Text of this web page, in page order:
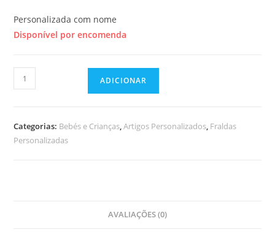
Personalizada com nome
Disponível por encomenda
Quantidade
de
Personalizada
ADICIONAR
Categorias: Bebés e Crianças,Artigos Personalizados, Fraldas
Personalizadas
AVALIAÇÕES (0)